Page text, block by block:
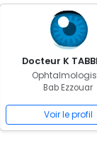
Docteur K
Bab Ezzouar
Voir le profil